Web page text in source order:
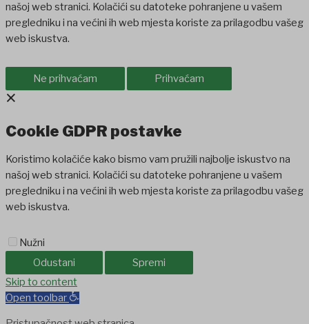
našoj web stranici. Kolačići su datoteke pohranjene u vašem
pregledniku i na većini ih web mjesta koriste za prilagodbu vašeg
web iskustva.
Ne prihvaćam Prihvaćam
×
Cookie GDPR postavke
Koristimo kolačiće kako bismo vam pružili najbolje iskustvo na
našoj web stranici. Kolačići su datoteke pohranjene u vašem
pregledniku i na većini ih web mjesta koriste za prilagodbu vašeg
web iskustva.
Nužni
Odustani
Spremi
jojobetCasinolevant
Skip to content
Open toolbar